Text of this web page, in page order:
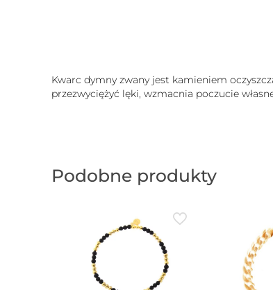
Kwarc dymny zwany jest kamieniem
przezwyciężyć lęki, wzmacnia poczucie
Podobne produkty